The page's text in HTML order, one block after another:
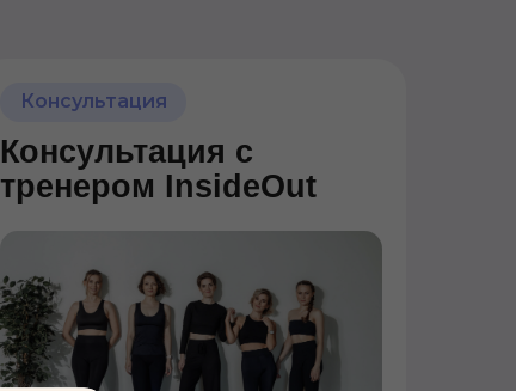
Консультация
Консультация с
тренером InsideOut